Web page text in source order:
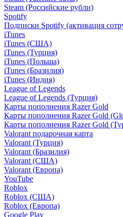
Steam (Российские рубли)
Spotify
Подписки Spotify (активация
iTunes
iTunes (США)
iTunes (Турция)
iTunes (Польша)
iTunes (Бразилия)
iTunes (Индия)
League of Legends
League of Legends (Турция)
Карты пополнения Razer Gold
Карты пополнения Razer Gold
Карты пополнения Razer Gold
Valorant подарочная карта
Valorant (Турция)
Valorant (Бразилия)
Valorant (США)
Valorant (Европа)
YouTube
Roblox
Roblox (США)
Roblox (Европа)
Google Play